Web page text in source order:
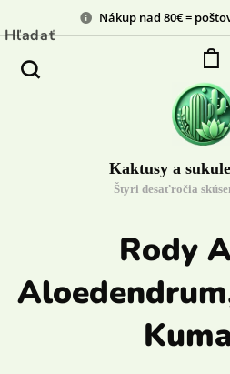
Nákup nad 80€ =
Kaktusy a
Štyri desaťročia
Hľadať
Rody